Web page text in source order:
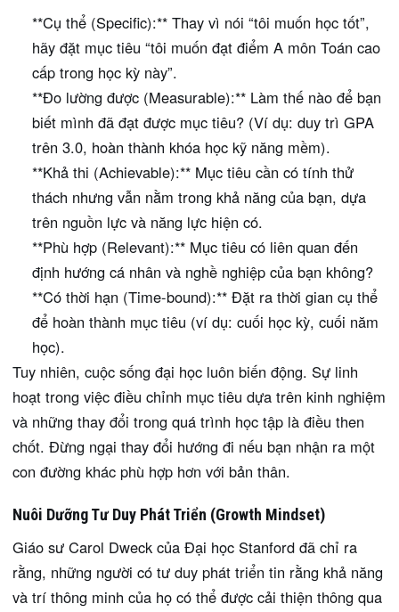
**Cụ thể (Specific):** Thay vì nói “tôi muốn học tốt”,
hãy đặt mục tiêu “tôi muốn đạt điểm A môn Toán cao
cấp trong học kỳ này”.
**Đo lường được (Measurable):** Làm thế nào để bạn
biết mình đã đạt được mục tiêu? (Ví dụ: duy trì GPA
trên 3.0, hoàn thành khóa học kỹ năng mềm).
**Khả thi (Achievable):** Mục tiêu cần có tính thử
thách nhưng vẫn nằm trong khả năng của bạn, dựa
trên nguồn lực và năng lực hiện có.
**Phù hợp (Relevant):** Mục tiêu có liên quan đến
định hướng cá nhân và nghề nghiệp của bạn không?
**Có thời hạn (Time-bound):** Đặt ra thời gian cụ thể
để hoàn thành mục tiêu (ví dụ: cuối học kỳ, cuối năm
học).
Tuy nhiên, cuộc sống đại học luôn biến động. Sự linh
hoạt trong việc điều chỉnh mục tiêu dựa trên kinh nghiệm
và những thay đổi trong quá trình học tập là điều then
chốt. Đừng ngại thay đổi hướng đi nếu bạn nhận ra một
con đường khác phù hợp hơn với bản thân.
Nuôi Dưỡng Tư Duy Phát Triển (Growth Mindset)
Giáo sư Carol Dweck của Đại học Stanford đã chỉ ra
rằng, những người có tư duy phát triển tin rằng khả năng
và trí thông minh của họ có thể được cải thiện thông qua